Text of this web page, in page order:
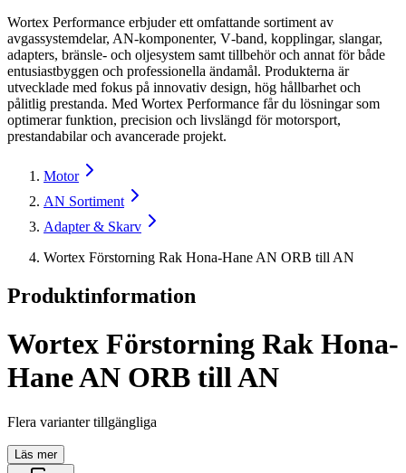
Wortex Performance erbjuder ett omfattande sortiment av
avgassystemdelar, AN-komponenter, V‑band, kopplingar, slangar,
adapters, bränsle- och oljesystem samt tillbehör och annat för både
entusiastbyggen och professionella ändamål. Produkterna är
utvecklade med fokus på innovativ design, hög hållbarhet och
pålitlig prestanda. Med Wortex Performance får du lösningar som
optimerar funktion, precision och livslängd för motorsport,
prestandabilar och avancerade projekt.
Motor
AN Sortiment
Adapter & Skarv
Wortex Förstorning Rak Hona-Hane AN ORB till AN
Produktinformation
Wortex Förstorning Rak Hona-
Hane AN ORB till AN
Flera varianter tillgängliga
Läs mer